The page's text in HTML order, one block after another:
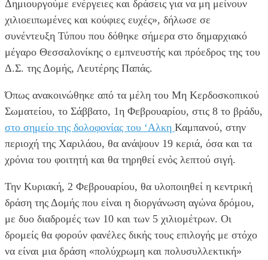
Δημιουργούμε ενέργειες και δράσεις για να μη μείνουν
χιλιοειπωμένες και κούφιες ευχές», δήλωσε σε
συνέντευξη Τύπου που δόθηκε σήμερα στο δημαρχιακό
μέγαρο Θεσσαλονίκης ο εμπνευστής και πρόεδρος της του
Δ.Σ. της Δομής, Λευτέρης Παπάς.
Όπως ανακοινώθηκε από τα μέλη του Μη Κερδοσκοπικού
Σωματείου, το Σάββατο, 1η Φεβρουαρίου, στις 8 το βράδυ,
στο σημείο της δολοφονίας του ‘Αλκη Καμπανού, στην
περιοχή της Χαριλάου, θα ανάψουν 19 κεριά, όσα και τα
χρόνια του φοιτητή και θα τηρηθεί ενός λεπτού σιγή.
Την Κυριακή, 2 Φεβρουαρίου, θα υλοποιηθεί η κεντρική
δράση της Δομής που είναι η διοργάνωση αγώνα δρόμου,
με δυο διαδρομές των 10 και των 5 χιλιομέτρων. Οι
δρομείς θα φορούν φανέλες δικής τους επιλογής με στόχο
να είναι μια δράση «πολύχρωμη και πολυσυλλεκτική»